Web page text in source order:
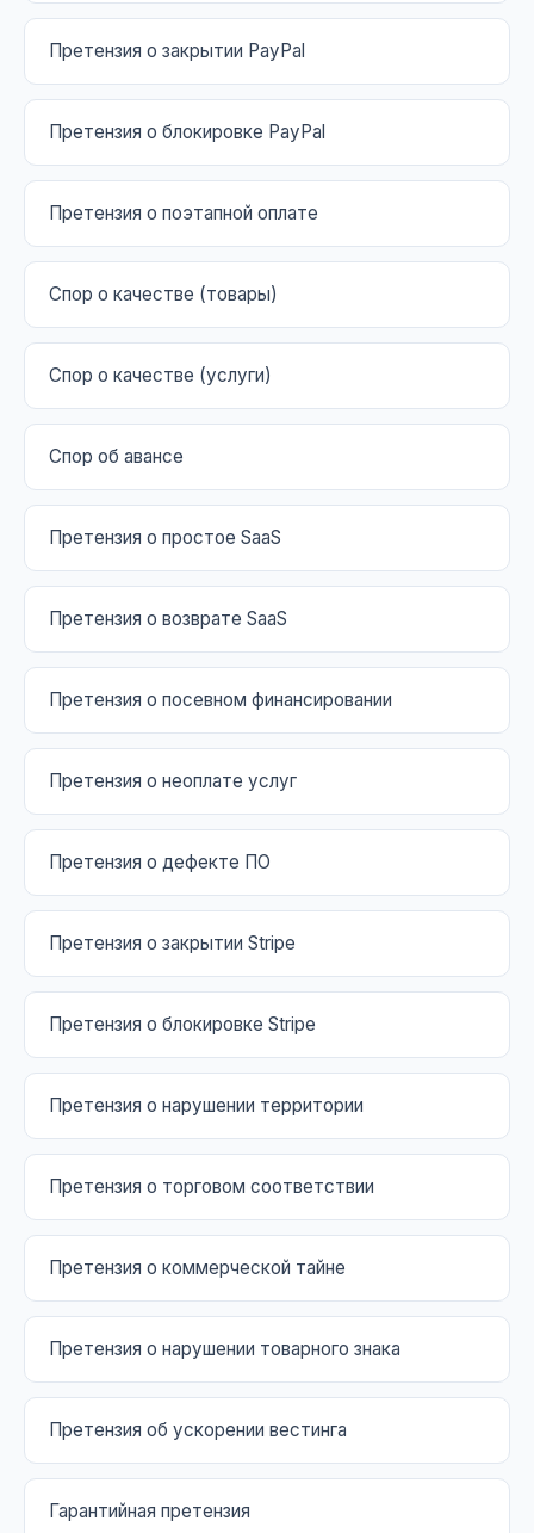
Претензия о закрытии PayPal
Претензия о блокировке PayPal
Претензия о поэтапной оплате
Спор о качестве (товары)
Спор о качестве (услуги)
Спор об авансе
Претензия о простое SaaS
Претензия о возврате SaaS
Претензия о посевном финансировании
Претензия о неоплате услуг
Претензия о дефекте ПО
Претензия о закрытии Stripe
Претензия о блокировке Stripe
Претензия о нарушении территории
Претензия о торговом соответствии
Претензия о коммерческой тайне
Претензия о нарушении товарного знака
Претензия об ускорении вестинга
Гарантийная претензия